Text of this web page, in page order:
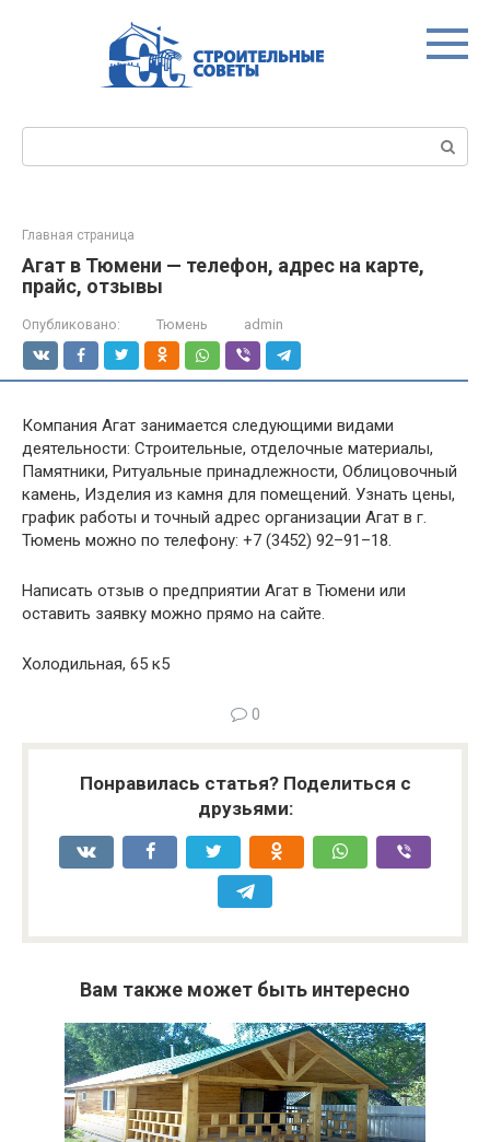
Главная страница
Агат в Тюмени — телефон, адрес на карте,
прайс, отзывы
Опубликовано: Тюмень admin
Компания Агат занимается следующими видами
деятельности: Строительные, отделочные материалы,
Памятники, Ритуальные принадлежности, Облицовочный
камень, Изделия из камня для помещений. Узнать цены,
график работы и точный адрес организации Агат в г.
Тюмень можно по телефону: +7 (3452) 92–91–18.
Написать отзыв о предприятии Агат в Тюмени или
оставить заявку можно прямо на сайте.
Холодильная, 65 к5
0
Понравилась статья? Поделиться с
друзьями:
Вам также может быть интересно